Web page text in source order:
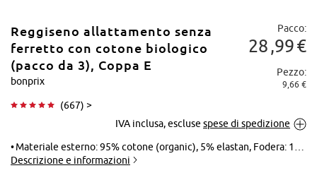
Reggiseno allattamento senza
ferretto con cotone biologico
(pacco da 3), Coppa E
bonprix
(667) >
Pacco:
28 99€
Pezzo:
9,66 €
IVA inclusa, escluse spese di spedizione
Materiale esterno: 95% cotone (organic), 5% elastan, Fodera: 100% cotone (organic), Pizzo: 88% poliammide, 12% elastan
Descrizione e informazioni